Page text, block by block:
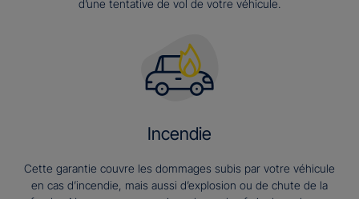
d’une tentative de vol de votre véhicule.
Incendie
Cette garantie couvre les dommages subis par votre véhicule
en cas d’incendie, mais aussi d’explosion ou de chute de la